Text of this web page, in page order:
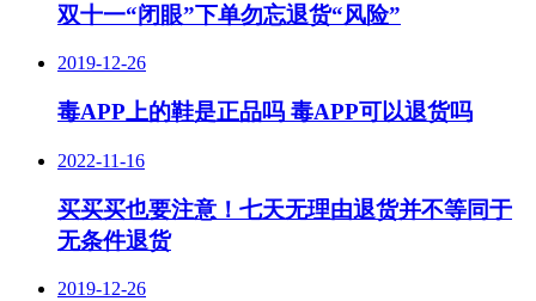
双十一“闭眼”下单勿忘退货“风险”
2019-12-26
毒APP上的鞋是正品吗 毒APP可以退货吗
2022-11-16
买买买也要注意！七天无理由退货并不等同于
无条件退货
2019-12-26